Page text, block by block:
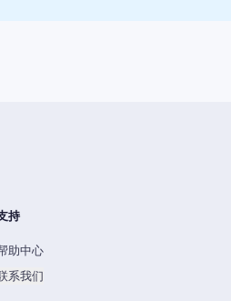
持
助中心
系我们